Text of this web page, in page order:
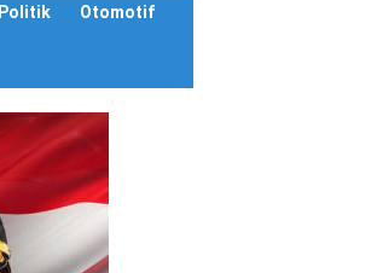
Politik Otomotif